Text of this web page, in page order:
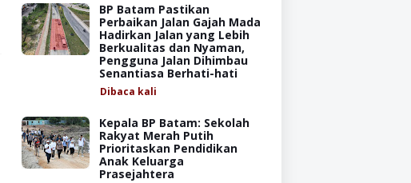
BP Batam Pastikan
Perbaikan Jalan Gajah Mada
Hadirkan Jalan yang Lebih
Berkualitas dan Nyaman,
Pengguna Jalan Dihimbau
Senantiasa Berhati-hati
Dibaca kali
Kepala BP Batam: Sekolah
Rakyat Merah Putih
Prioritaskan Pendidikan
Anak Keluarga
Prasejahtera